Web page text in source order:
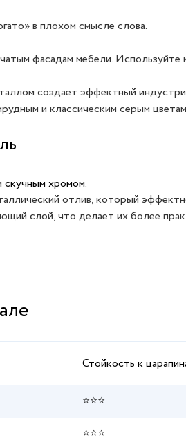
в плохом смысле слова.
фасадам мебели.
создает эффектный
и классическим серым
скучным хромом.
отлив, который
слой, что делает их более
Стойкость к
⭐⭐⭐
⭐⭐⭐